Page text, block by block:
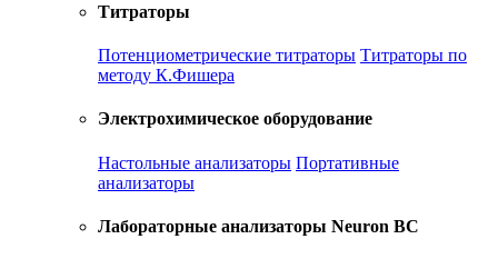
Титраторы
Потенциометрические титраторы Титраторы по
методу К.Фишера
Электрохимическое оборудование
Настольные анализаторы Портативные
анализаторы
Лабораторные анализаторы Neuron BC